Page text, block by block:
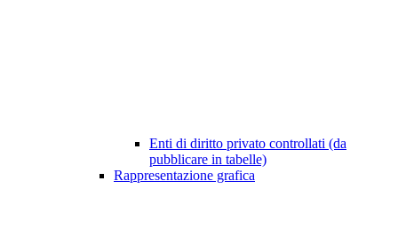
Enti di diritto privato controllati (da
pubblicare in tabelle)
Rappresentazione grafica